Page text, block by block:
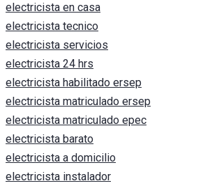
electricista en casa
electricista tecnico
electricista servicios
electricista 24 hrs
electricista habilitado ersep
electricista matriculado ersep
electricista matriculado epec
electricista barato
electricista a domicilio
electricista instalador